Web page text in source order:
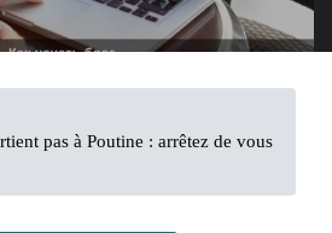
pas à Poutine : arrêtez de vous